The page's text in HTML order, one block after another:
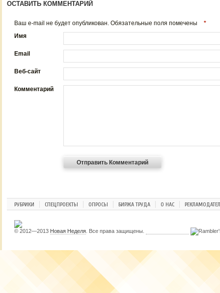
ОСТАВИТЬ КОММЕНТАРИЙ
Ваш e-mail не будет опубликован. Обязательные поля помечены
*
Имя
Email
Веб-сайт
Комментарий
РУБРИКИ СПЕЦПРОЕКТЫ ОПРОСЫ БИРЖА ТРУДА О НАС
© 2012—2013 Новая Неделя . Все права защищены.